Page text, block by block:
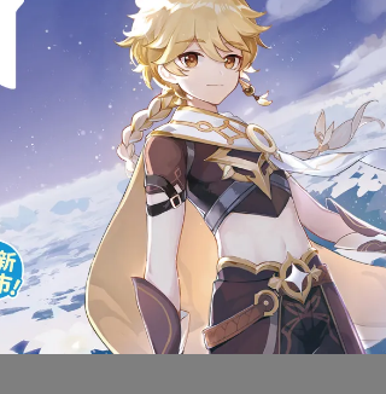
好朋友系列
洲 Turtle's Little
全新未拆封
標前請先詢問